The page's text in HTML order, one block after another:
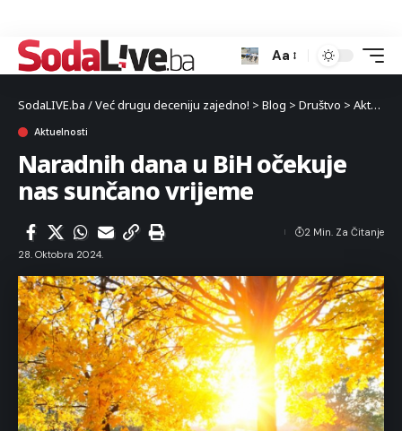
Aa
SodaLIVE.ba / Već drugu deceniju zajedno! > Blog > Društvo > Aktuelnosti
Aktuelnosti
Naradnih dana u BiH očekuje
nas sunčano vrijeme
28. Oktobra 2024.
2 Min. Za Čitanje